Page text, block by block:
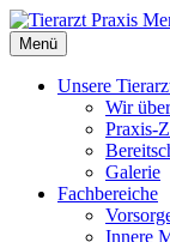
Menü
Unsere
Wir
Praxis-
Galerie
Fachbereiche
Innere